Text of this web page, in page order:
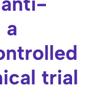
a
trial